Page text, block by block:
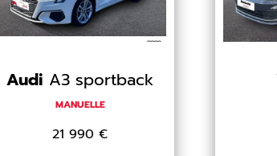
Audi A3 sportback
MANUELLE
21 990 €